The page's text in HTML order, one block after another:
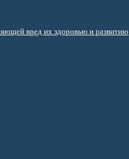
вред их здоровью и развитию